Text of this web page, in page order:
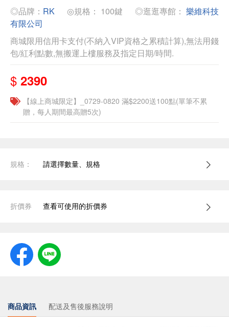
◎品牌： RK ◎規格： 100鍵 ◎逛逛專館： 樂維科技
有限公司
商城限用信用卡支付(不納入VIP資格之累積計算),無法用錢
包/紅利點數,無搬運上樓服務及指定日期/時間.
$ 2390
【線上商城限定】_0729-0820 滿$2200送100點(單筆不累
贈，每人期間最高贈5次)
規格： 請選擇數量、規格
折價券 查看可使用的折價券
商品資訊 配送及售後服務說明